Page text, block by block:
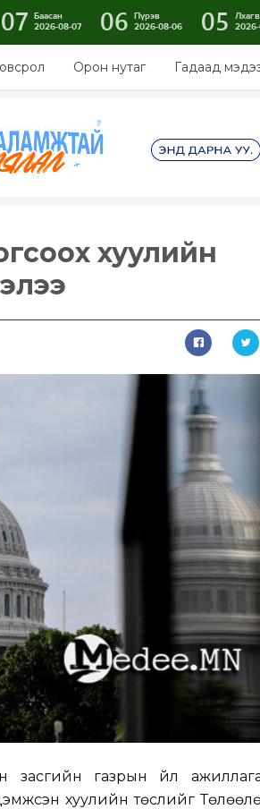
07 Баасан
2026-08-07
06 Пүрэв
2026-08-06
05
Орон нутаг Гадаад
хуулийн
засгийн газрын үйл
хуулийн төслийг